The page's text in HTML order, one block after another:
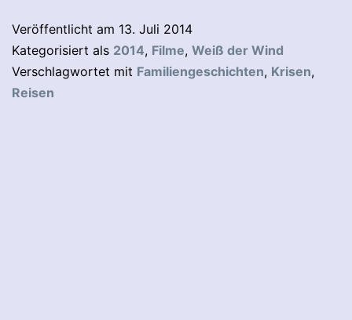
Veröffentlicht am 13. Juli 2014
Kategorisiert als 2014, Filme, Weiß der Wind
Verschlagwortet mit Familiengeschichten, Krisen,
Reisen